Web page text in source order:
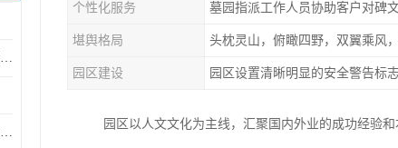
汉阳区墓地机构 清净雅致 安息之所
武昌墓地电话 肃穆庄严 停车方便
个性化服务 墓园指派工作人员协助客户对碑
堪舆格局 头枕灵山，俯瞰四野，双翼乘风
园区建设 园区设置清晰明显的安全警告标
园区以人文文化为主线，汇聚国内外业的成功经验